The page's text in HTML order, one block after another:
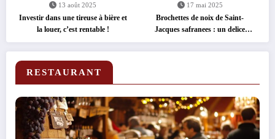
13 août 2025
Investir dans une tireuse à bière et
la louer, c’est rentable !
17 mai 2025
Brochettes de noix de Saint-
Jacques safranees : un delice
express
RESTAURANT